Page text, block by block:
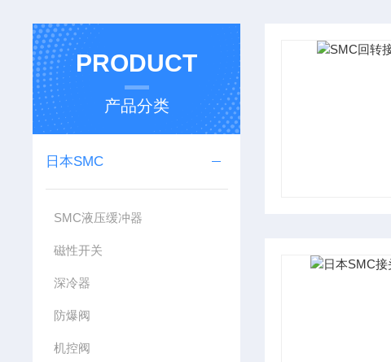
PRODUCT
产品分类
日本SMC
SMC液压缓冲器
磁性开关
深冷器
防爆阀
机控阀